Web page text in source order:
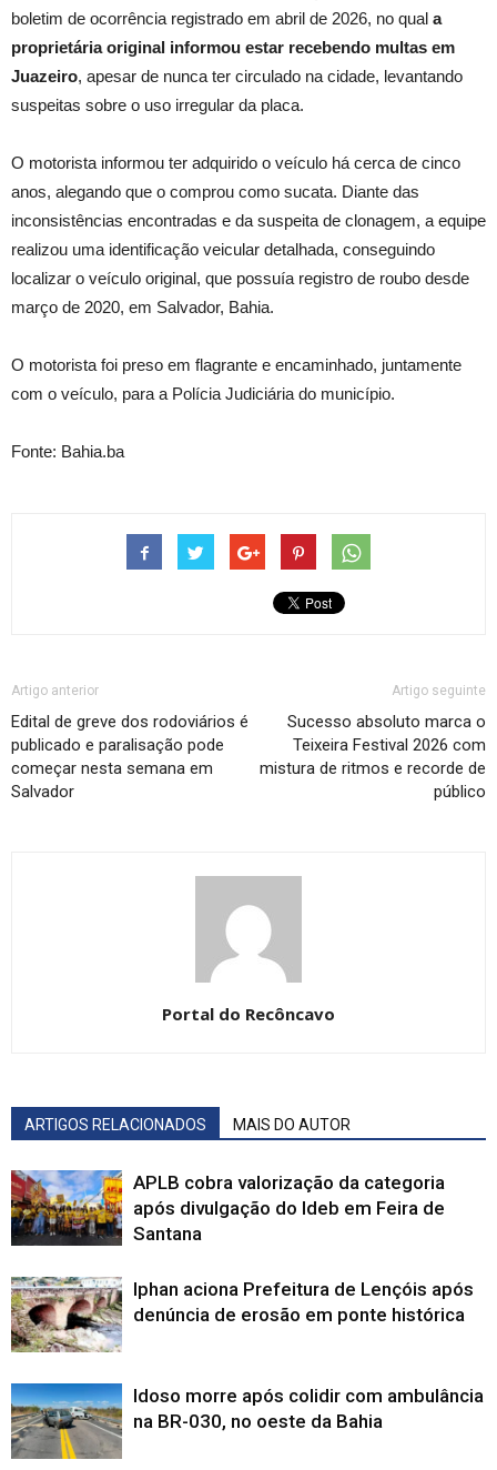
boletim de ocorrência registrado em abril de 2026, no qual a
proprietária original informou estar recebendo multas em
Juazeiro, apesar de nunca ter circulado na cidade, levantando
suspeitas sobre o uso irregular da placa.
O motorista informou ter adquirido o veículo há cerca de cinco
anos, alegando que o comprou como sucata. Diante das
inconsistências encontradas e da suspeita de clonagem, a equipe
realizou uma identificação veicular detalhada, conseguindo
localizar o veículo original, que possuía registro de roubo desde
março de 2020, em Salvador, Bahia.
O motorista foi preso em flagrante e encaminhado, juntamente
com o veículo, para a Polícia Judiciária do município.
Fonte: Bahia.ba
Artigo anterior
Edital de greve dos rodoviários é
publicado e paralisação pode
começar nesta semana em
Salvador
Artigo seguinte
Sucesso absoluto marca o
Teixeira Festival 2026 com
mistura de ritmos e recorde de
público
Portal do Recôncavo
ARTIGOS RELACIONADOS MAIS DO AUTOR
APLB cobra valorização da categoria
após divulgação do Ideb em Feira de
Santana
Iphan aciona Prefeitura de Lençóis após
denúncia de erosão em ponte histórica
Idoso morre após colidir com ambulância
na BR-030, no oeste da Bahia